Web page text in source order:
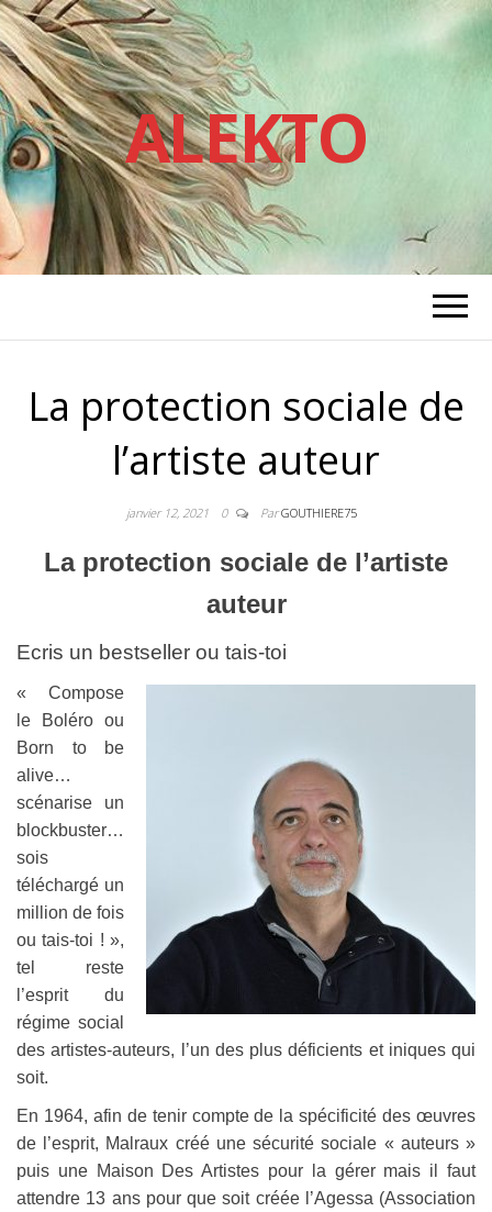
ALEKTO
La protection sociale de
l’artiste auteur
janvier 12, 2021 0 ParGOUTHIERE75
La protection sociale de l’artiste
auteur
Ecris un bestseller ou tais-toi
« Compose
le Boléro ou
Born to be
alive…
scénarise un
blockbuster…
sois
téléchargé un
million de fois
ou tais-toi ! »,
tel reste
l’esprit du
régime social
des artistes-auteurs, l’un des plus déficients et iniques qui
soit.
En 1964, afin de tenir compte de la spécificité des œuvres
de l’esprit, Malraux créé une sécurité sociale « auteurs »
puis une Maison Des Artistes pour la gérer mais il faut
attendre 13 ans pour que soit créée l’Agessa (Association